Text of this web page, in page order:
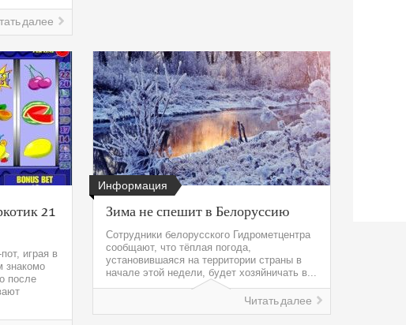
далее
21
играя в
знакомо
после
Информация
Зима не спешит в Белоруссию
Сотрудники белорусского Гидрометцентра
сообщают, что тёплая погода,
установившаяся на территории страны в
начале этой недели, будет хозяйничать в...
Читать далее